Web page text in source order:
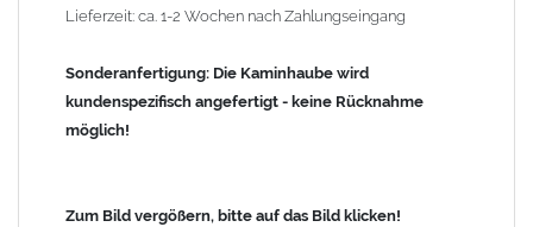
Lieferzeit: ca. 1-2 Wochen nach Zahlungseingang
Sonderanfertigung: Die Kaminhaube wird
kundenspezifisch angefertigt - keine Rücknahme
möglich!
Zum Bild vergößern, bitte auf das Bild klicken!